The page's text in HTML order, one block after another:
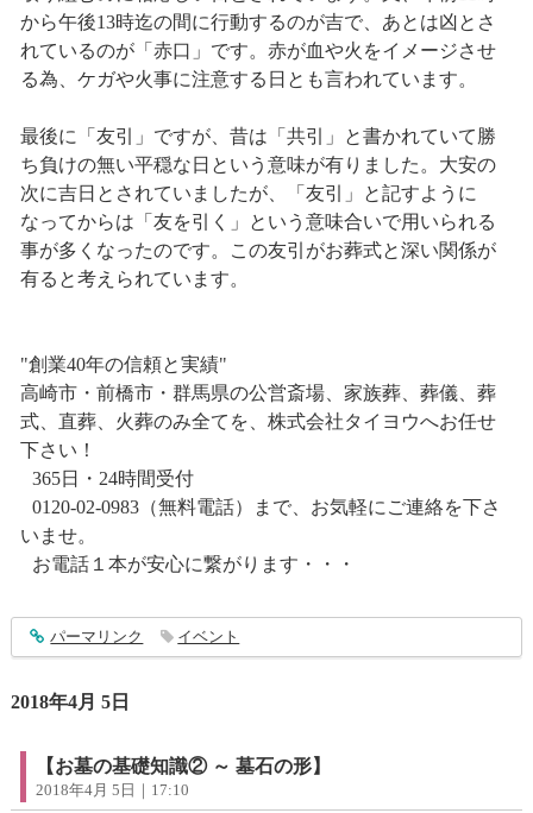
から午後13時迄の間に行動するのが吉で、あとは凶とさ
れているのが「赤口」です。赤が血や火をイメージさせ
る為、ケガや火事に注意する日とも言われています。
最後に「友引」ですが、昔は「共引」と書かれていて勝
ち負けの無い平穏な日という意味が有りました。大安の
次に吉日とされていましたが、「友引」と記すように
なってからは「友を引く」という意味合いで用いられる
事が多くなったのです。この友引がお葬式と深い関係が
有ると考えられています。
"創業40年の信頼と実績"
高崎市・前橋市・群馬県の公営斎場、家族葬、葬儀、葬
式、直葬、火葬のみ全てを、株式会社タイヨウへお任せ
下さい！
365日・24時間受付
0120-02-0983（無料電話）まで、お気軽にご連絡を下さ
いませ。
お電話１本が安心に繋がります・・・
entry1363
パーマリンク イベント
2018年4月 5日
【お墓の基礎知識② ～ 墓石の形】
2018年4月 5日｜17:10